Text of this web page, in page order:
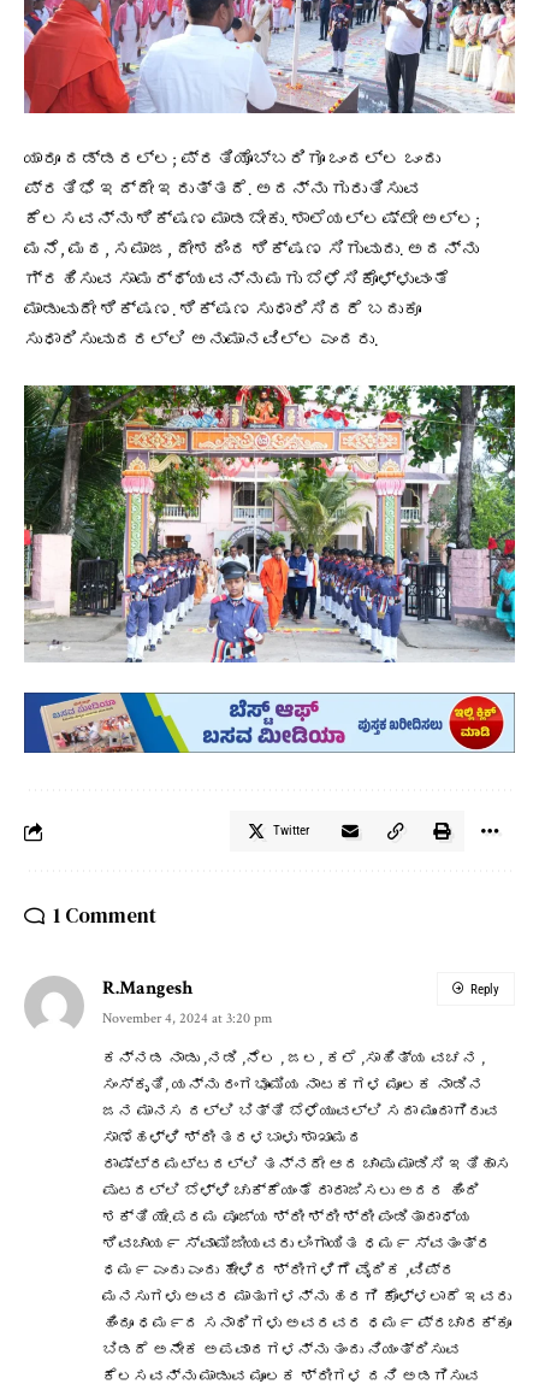
ಯಾರೂ ದಡ್ಡರಲ್ಲ; ಪ್ರತಿಯೊಬ್ಬರಿಗೂ ಒಂದಲ್ಲ ಒಂದು
ಪ್ರತಿಭೆ ಇದ್ದೇ ಇರುತ್ತದೆ. ಅದನ್ನು ಗುರುತಿಸುವ
ಕೆಲಸವನ್ನು ಶಿಕ್ಷಣ ಮಾಡಬೇಕು. ಶಾಲೆಯಲ್ಲಷ್ಟೇ ಅಲ್ಲ;
ಮನೆ, ಮಠ, ಸಮಾಜ, ದೇಶದಿಂದ ಶಿಕ್ಷಣ ಸಿಗುವುದು. ಅದನ್ನು
ಗ್ರಹಿಸುವ ಸಾಮರ್ಥ್ಯವನ್ನು ಮಗು ಬೆಳೆಸಿಕೊಳ್ಳುವಂತೆ
ಮಾಡುವುದೇ ಶಿಕ್ಷಣ. ಶಿಕ್ಷಣ ಸುಧಾರಿಸಿದರೆ ಬದುಕೂ
ಸುಧಾರಿಸುವುದರಲ್ಲಿ ಅನುಮಾನವಿಲ್ಲ ಎಂದರು.
Twitter
1 Comment
R.Mangesh
November 4, 2024 at 3:20 pm
ಕನ್ನಡ ನಾಡು ,ನಡಿ ,ನೆಲ , ಜಲ, ಕಲೆ ,ಸಾಹಿತ್ಯ ವಚನ ,
ಸಂಸ್ಕೃತಿ, ಯನ್ನು ರಂಗಭೂಮಿಯ ನಾಟಕಗಳ ಮೂಲಕ ನಾಡಿನ
ಜನ ಮಾನಸ ದಲ್ಲಿ ಬಿತ್ತಿ ಬೆಳೆಯುವಲ್ಲಿ ಸದಾ ಮುಂದಾಗಿರುವ
ಸಾಣೆಹಳ್ಳಿ ಶ್ರೀ ತರಳಬಾಳು ಶಾಖಾಮಠ
ರಾಷ್ಟ್ರಮಟ್ಟದಲ್ಲಿ ತನ್ನದೇ ಆದ ಚಾಪು ಮಾಡಿಸಿ ಇತಿಹಾಸ
ಪುಟದಲ್ಲಿ ಬೆಳ್ಳಿ ಚುಕ್ಕೆಯಂತೆ ರಾರಾಜಿಸಲು ಅದರ ಹಿಂದಿ
ಶಕ್ತಿ ಯೇ.ಪರಮ ಪೂಜ್ಯ ಶ್ರೀ ಶ್ರೀ ಶ್ರೀ ಪಂಡಿತಾರಾಧ್ಯ
ಶಿವಚಾಯ೯ ಸ್ವಾಮಿಜೀಯವರು ಲಿಂಗಾಯಿತ ಧಮ೯ ಸ್ವತಂತ್ರ
ಧಮ೯ ಎಂದು ಎಂದು ಹೇಳಿದ ಶ್ರೀಗಳಿಗೆ ವೈದಿಕ ,ವಿಪ್ರ
ಮನಸುಗಳು ಅವರ ಮಾತುಗಳನ್ನು ಹರಗಿ ಕೊಳ್ಳಲಾದೆ ಇವರು
ಹಿಂದೂ ಧಮ೯ದ ಸನಾಥಿಗಳು ಅವರವರ ಧಮ೯ ಪ್ರಚಾರಕ್ಕೂ
ಬಿಡದೆ ಅನೇಕ ಅಪವಾದಗಳನ್ನು ತಂದು ನಿಯಂತ್ರಿಸುವ
ಕೆಲಸವನ್ನು ಮಾಡುವ ಮೂಲಕ ಶ್ರೀಗಳ ದನಿ ಅಡಗಿಸುವ
Reply